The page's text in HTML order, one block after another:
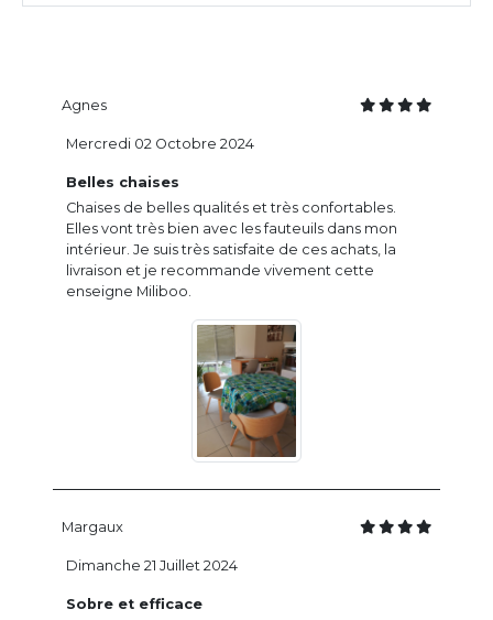
Agnes
Belles chaises
Chaises de belles qualités et très confortables.
Elles vont très bien avec les fauteuils dans mon
intérieur. Je suis très satisfaite de ces achats, la
livraison et je recommande vivement cette
enseigne Miliboo.
Mercredi 02 Octobre 2024
Margaux
Sobre et efficace
Dimanche 21 Juillet 2024